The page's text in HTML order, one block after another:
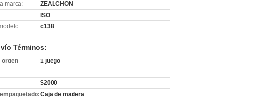
marca:
ZEALCHON
ISO
c138
Términos:
orden
1 juego
$2000
Caja de madera